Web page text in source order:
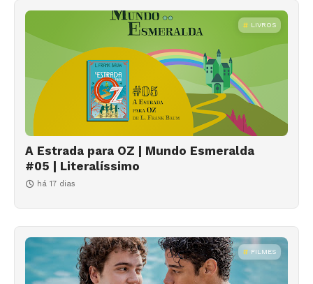
LIVROS
A Estrada para OZ | Mundo Esmeralda
#05 | Literalíssimo
há 17 dias
FILMES